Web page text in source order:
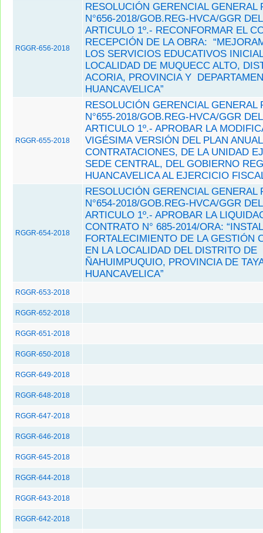
RGGR-656-2018
RESOLUCIÓN GERENCIAL GENERAL
N°656-2018/GOB.REG-HVCA/GGR
ARTICULO 1º.- RECONFORMAR EL
RECEPCIÓN DE LA OBRA:
LOS SERVICIOS EDUCATIVOS
LOCALIDAD DE MUQUECC ALTO,
ACORIA, PROVINCIA Y
HUANCAVELICA”
RGGR-655-2018
RESOLUCIÓN GERENCIAL GENERAL
N°655-2018/GOB.REG-HVCA/GGR
ARTICULO 1º.- APROBAR LA
VIGÉSIMA VERSIÓN DEL PLAN
CONTRATACIONES, DE LA UNIDAD
SEDE CENTRAL, DEL GOBIERNO
HUANCAVELICA AL EJERCICIO
RGGR-654-2018
RESOLUCIÓN GERENCIAL GENERAL
N°654-2018/GOB.REG-HVCA/GGR
ARTICULO 1º.- APROBAR LA
CONTRATO N° 685-2014/ORA:
FORTALECIMIENTO DE LA GESTIÓN
EN LA LOCALIDAD DEL DISTRITO DE
ÑAHUIMPUQUIO, PROVINCIA DE
HUANCAVELICA”
RGGR-653-2018
RGGR-652-2018
RGGR-651-2018
RGGR-650-2018
RGGR-649-2018
RGGR-648-2018
RGGR-647-2018
RGGR-646-2018
RGGR-645-2018
RGGR-644-2018
RGGR-643-2018
RGGR-642-2018